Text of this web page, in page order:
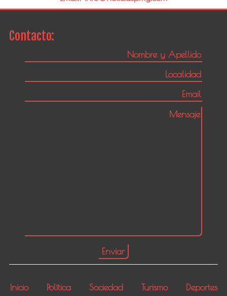
Contacto:
Inicio Política Sociedad Turismo Deportes